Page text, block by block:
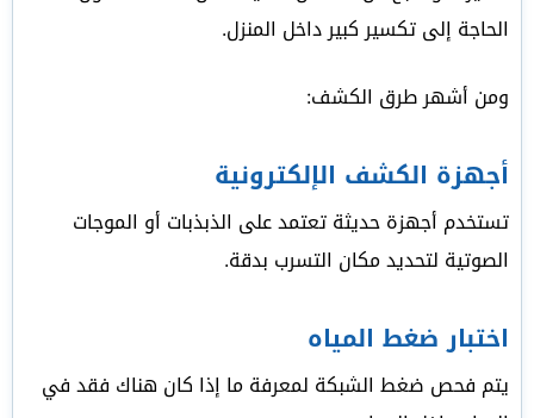
الحاجة إلى تكسير كبير داخل المنزل.
ومن أشهر طرق الكشف:
أجهزة الكشف الإلكترونية
تستخدم أجهزة حديثة تعتمد على الذبذبات أو الموجات
الصوتية لتحديد مكان التسرب بدقة.
اختبار ضغط المياه
يتم فحص ضغط الشبكة لمعرفة ما إذا كان هناك فقد في